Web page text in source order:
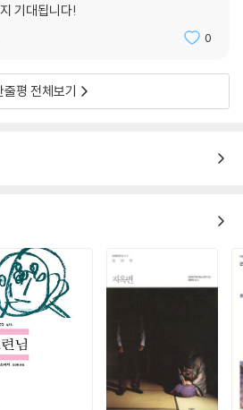
서 다양한 ‘회차’의 『수호전』을 출판하고
전호와 왕경 토벌에 나서는 내용이 포함된
적출판사上海古籍出版社에서 1995년 출
거의 모든 고사가 포함된 120회본을 채택한
차례 금서가 되는 불운을 겪기도 했기에, 중
많고 논쟁의 대상이 된 서적은 드물다. 『수
현재까지 논쟁의 초점은 바로 ‘회도誨盜
에 억제하고 금지시켜야 하느냐 혹은 ‘수
하며 널리 알려야 하느냐가 가장 주된 관점이
成(약 1503~?)이 ‘회도’ 설을 제기한 이래
호전』에 대한 평가의 주된 흐름을 이뤘다.
기대됩니다!
0
줄평 전체보기